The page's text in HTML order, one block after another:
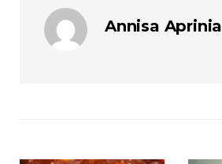
Annisa Aprinia